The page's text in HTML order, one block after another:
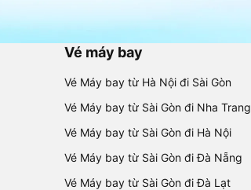
Vé máy bay
Vé Máy bay từ Hà Nội đi Sài Gòn
Vé Máy bay từ Sài Gòn đi Nha Trang
Vé Máy bay từ Sài Gòn đi Hà Nội
Vé Máy bay từ Sài Gòn đi Đà Nẵng
Vé Máy bay từ Sài Gòn đi Đà Lạt